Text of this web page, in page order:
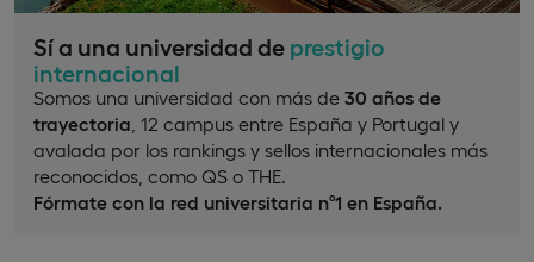
Sí a una universidad de prestigio
internacional
Somos una universidad con más de 30 años de
trayectoria , 12 campus entre España y Portugal y
avalada por los rankings y sellos internacionales más
reconocidos, como QS o THE.
Fórmate con la red universitaria nº1 en España.